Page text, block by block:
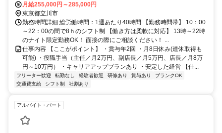
飛内
月給255,000円～285,000円
東京都立川市
勤務時間詳細 総労働時間：1週あたり40時間 【勤務時間帯】 10：00
～22：00の間で8ｈのシフト制 【働き方は柔軟に対応】 13時～22時
のナイト限定勤務OK！ 面接の際にご相談ください！ ...
仕事内容 【ここがポイント】 ・賞与年2回 ・月8日休み(連休取得も
可能) ・役職手当（主任／月2万円、副店長／月5万円、店長／月8万
円～10万円） ・キャリアアッププランあり ・安定した経営 【仕...
フリーター歓迎 転勤なし 経験者歓迎 研修あり 賞与あり
ブランクOK
交通費支給
シフト制 社割あり
アルバイト・パート